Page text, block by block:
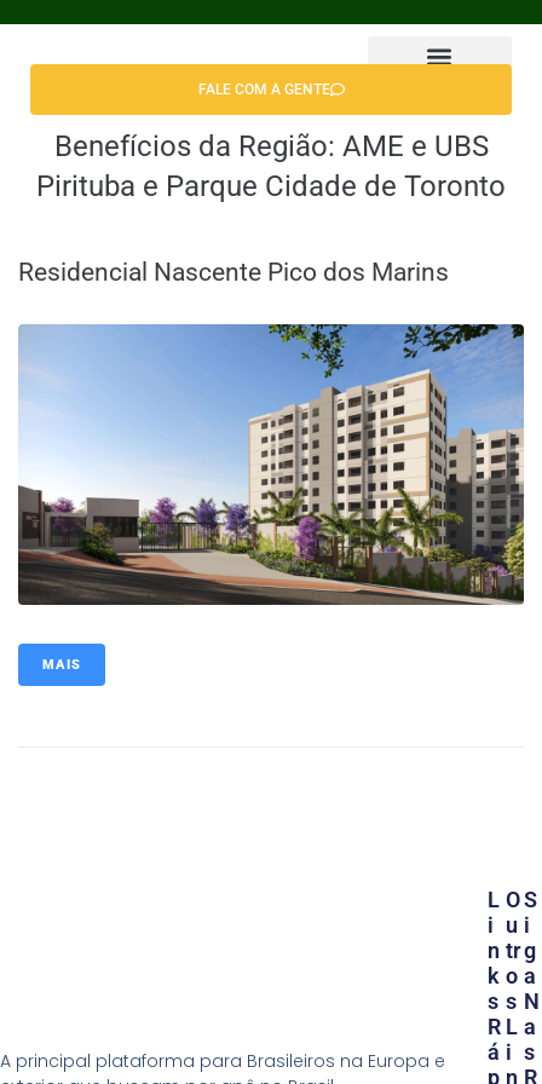
FALE COM A GENTE
Benefícios da Região: AME e UBS
Pirituba e Parque Cidade de Toronto
Residencial Nascente Pico dos Marins
MAIS
A principal plataforma para Brasileiros na Europa e
O
U
Tr
O
S
L
I
N
L
I
N
K
S
R
Á
P
S
I
G
A
N
A
S
R